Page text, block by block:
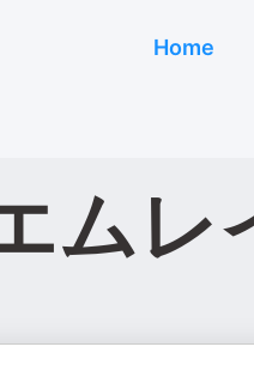
Home
ムレ